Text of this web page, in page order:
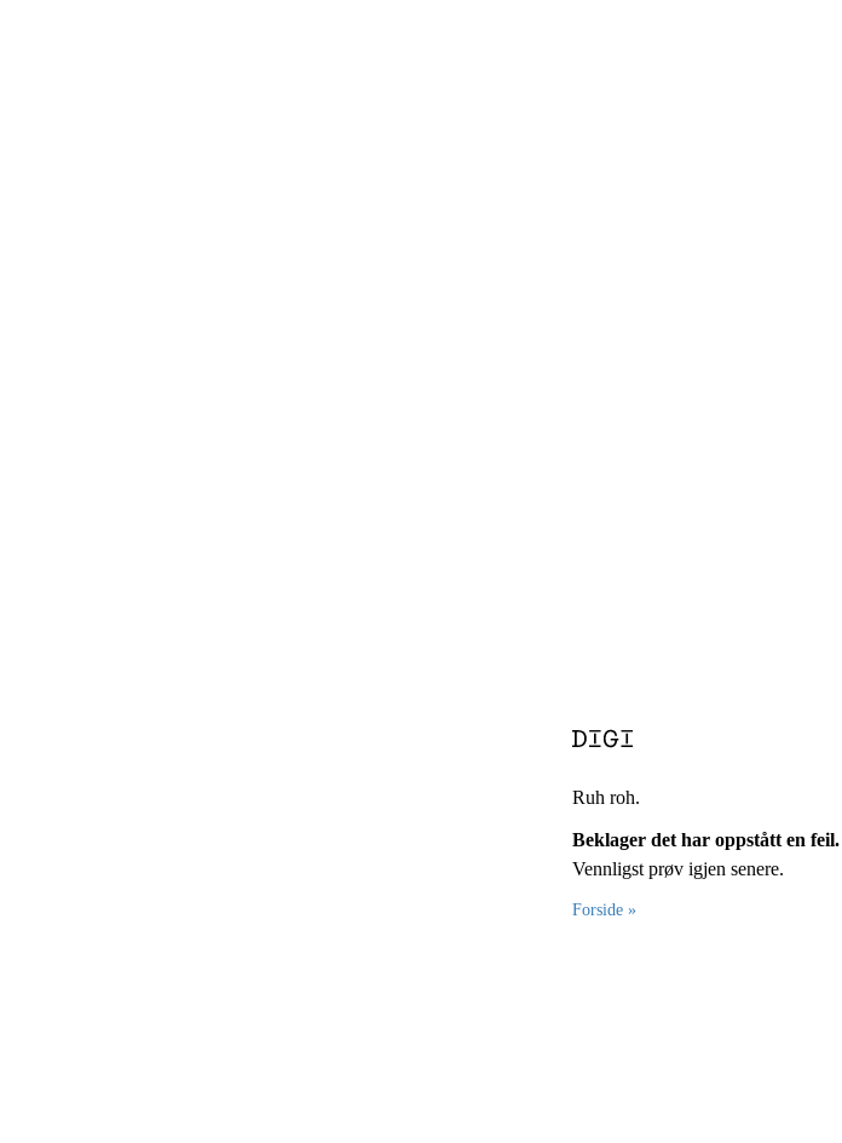
Ruh roh.
Beklager det har oppstått en feil.
Vennligst prøv igjen senere.
Forside »